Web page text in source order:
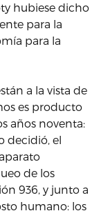
hubiese dicho
para la
para la
a la vista de
es producto
años noventa:
decidió, el
de los
936, y junto a
humano: los